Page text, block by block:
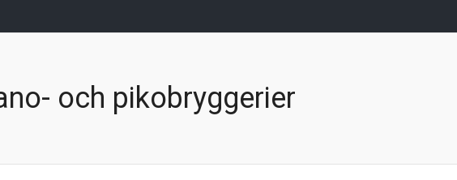
och pikobryggerier